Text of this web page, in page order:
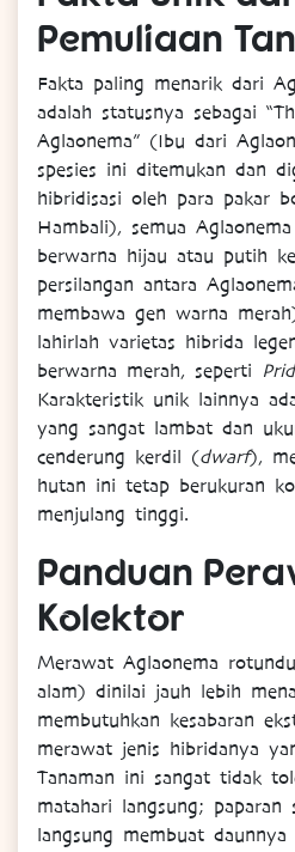
Pemuliaan
Fakta paling menarik dari
adalah statusnya sebagai
Aglaonema” (Ibu dari
spesies ini ditemukan dan
hibridisasi oleh para pakar
Hambali), semua
berwarna hijau atau putih
persilangan antara
membawa gen warna
lahirlah varietas hibrida
berwarna merah, seperti
Karakteristik unik lainnya
yang sangat lambat dan
cenderung kerdil (dwarf),
hutan ini tetap berukuran
menjulang tinggi.
Panduan
Kolektor
Merawat Aglaonema
alam) dinilai jauh lebih
membutuhkan kesabaran
merawat jenis hibridanya
Tanaman ini sangat tidak
matahari langsung;
langsung membuat